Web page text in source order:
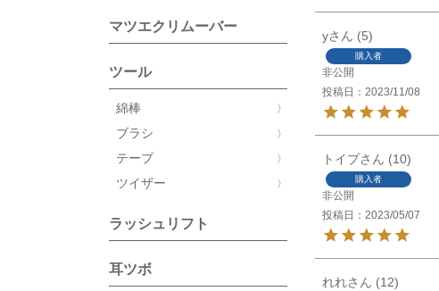
マツエクリムーバー
ツール
綿棒
ブラシ
テープ
ツイザー
ラッシュリフト
耳ツボ
y 5
購入者
非公開
投稿日
2023/11/08
トイプ 10
購入者
非公開
投稿日
2023/05/07
れれ 12